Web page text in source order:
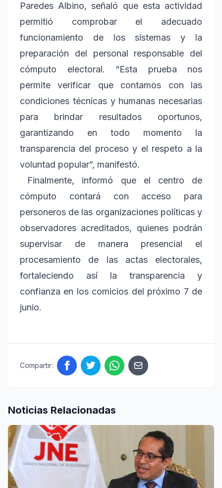
Paredes Albino, señaló que esta actividad
permitió comprobar el adecuado
funcionamiento de los sistemas y la
preparación del personal responsable del
cómputo electoral. “Esta prueba nos
permite verificar que contamos con las
condiciones técnicas y humanas necesarias
para brindar resultados oportunos,
garantizando en todo momento la
transparencia del proceso y el respeto a la
voluntad popular”, manifestó.
Finalmente, informó que el centro de
cómputo contará con acceso para
personeros de las organizaciones políticas y
observadores acreditados, quienes podrán
supervisar de manera presencial el
procesamiento de las actas electorales,
fortaleciendo así la transparencia y
confianza en los comicios del próximo 7 de
junio.
Compartir:
Noticias Relacionadas